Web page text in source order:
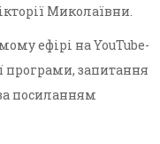
Миколаївни.
ефірі на YouTube-
програми, запитання
посиланням